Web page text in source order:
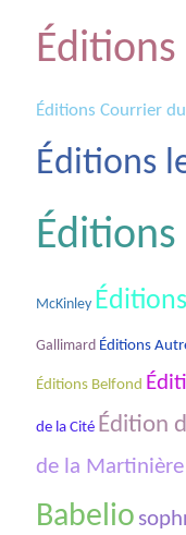
Éditions
Éditions Courrier
Éditions
Éditions
McKinley
Gallimard Éditions
Éditions Belfond
de la Cité Édition
de la Martinière
Babelio